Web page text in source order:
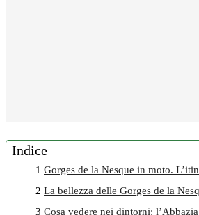
Indice
1 Gorges de la Nesque in moto.
2 La bellezza delle Gorges de la
3 Cosa vedere nei dintorni: